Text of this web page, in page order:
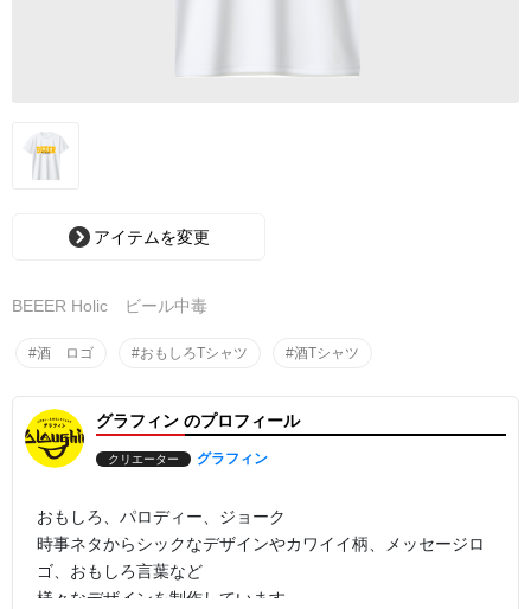
アイテムを変更
BEEER Holic ビール中毒
#酒 ロゴ #おもしろTシャツ #酒Tシャツ
グラフィン のプロフィール
クリエーター グラフィン
おもしろ、パロディー、ジョーク
時事ネタからシックなデザインやカワイイ柄、メッセージロ
ゴ、おもしろ言葉など
様々なデザインを制作しています。